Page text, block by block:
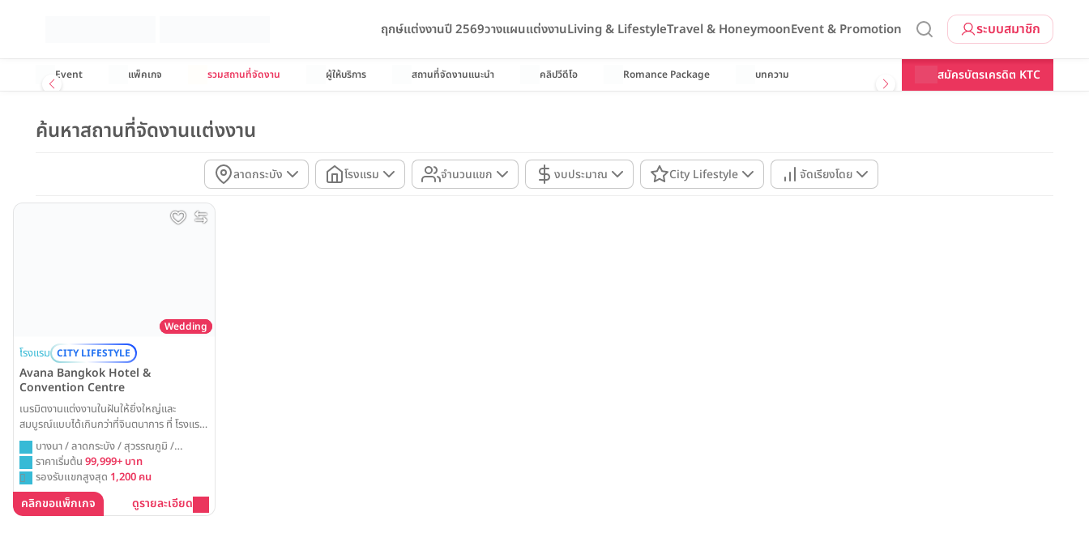
ระบบสมาชิก
ฤกษ์แต่งงานปี 2569วางแผนแต่งงานLiving & LifestyleTravel & HoneymoonEvent & Promotion
Event แพ็คเกจ รวมสถานที่จัดงาน ผู้ให้บริการ สถานที่จัดงานแนะนำ คลิปวีดีโอ Romance Package บทความ สมัครบัตรเครดิต KTC
ค้นหาสถานที่จัดงานแต่งงาน
ลาดกระบัง โรงแรม จำนวนแขก งบประมาณ City Lifestyle จัดเรียงโดย
Wedding
โรงแรม CITY LIFESTYLE
Avana Bangkok Hotel &
Convention Centre
เนรมิตงานแต่งงานในฝันให้ยิ่งใหญ่และ
สมบูรณ์แบบได้เกินกว่าที่จินตนาการ ที่ โรงแรม
เอวาน่า กรุงเทพฯ ทุกภาพความฝันของคุณเป็น
จริงได้ ด้วยห้องจัดเลี้ยงขนาดใหญ่ที่รองรับ
แขกได้กว่าพันคน พร้อมแพ็คเกจแต่งงานแบบ
ครบวงจรที่ดูแลทุกรายละเอียด เพื่อให้คุณและ
คนสำคัญได้เฉลิมฉลองวันแห่งความสุขอย่างไร้
กังวล
บางนา / ลาดกระบัง / สุวรรณภูมิ /
กรุงเทพ
ราคาเริ่มต้น 99,999+ บาท
รองรับแขกสูงสุด 1,200 คน
คลิกขอแพ็กเกจ ดูรายละเอียด